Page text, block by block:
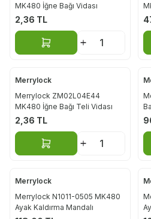
MK480 İğne Bağı Vidası
2,36 TL
Sepete Ekle
Merrylock
Merrylock ZM02L04E44
MK480 İğne Bağı Teli Vidası
2,36 TL
Sepete Ekle
Merrylock
Merrylock N1011-0505 MK480
Ayak Kaldırma Mandalı